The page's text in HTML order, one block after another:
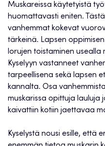
Muskareissa käytetyistä
huomattavasti eniten.
vanhemmat kokevat
tärkeinä. Lapsen
lorujen toistaminen usealla
Kyselyyn vastanneet
tarpeellisena sekä lapsen
kannalta. Osa
muskarissa opittuja lauluja
kaivattiin kotiin jaettavaa
Kyselystä nousi esille, että